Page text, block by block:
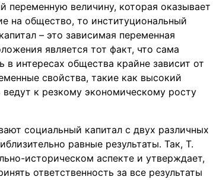
переменную величину, которая оказывает
на общество, то институциональный
– это зависимая переменная
является тот факт, что сама
в интересах общества крайне зависит от
свойства, такие как высокий
к резкому экономическому росту
социальный капитал с двух различных
равные результаты. Так, Т.
историческом аспекте и утверждает,
ответственность за все результаты